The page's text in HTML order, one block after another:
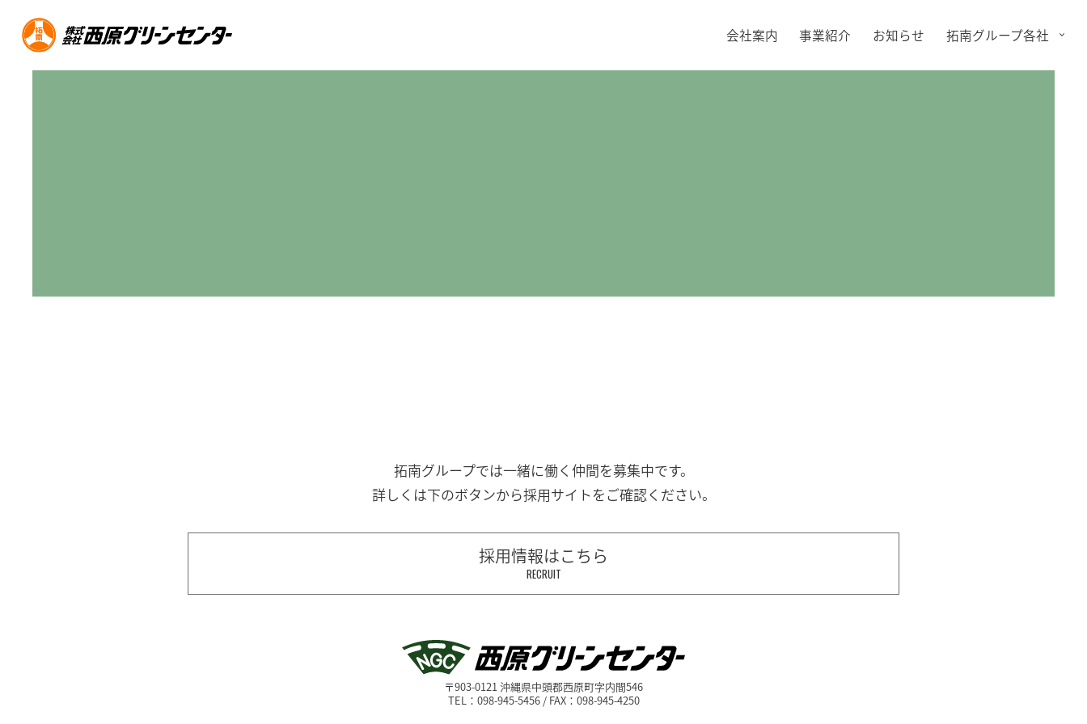
会社案内 事業紹介 お知らせ 拓南グループ各社
拓南グループでは一緒に働く 仲間を募集中です。
詳しくは下のボタンから採用サイトをご確認ください。
採用情報はこちら
RECRUIT
〒903-0121 沖縄県中頭郡西原町字内間546
TEL：098-945-5456 / FAX：098-945-4250